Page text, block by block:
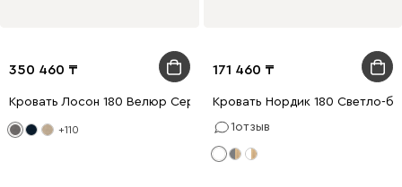
350 460
Кровать Лосон 180 Велюр Серый
+110
171 460
Кровать Нордик 180 Светло-
1отзыв